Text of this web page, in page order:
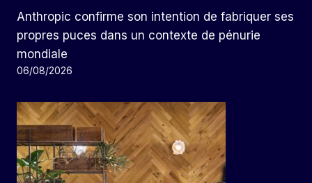
Anthropic confirme son intention de fabriquer ses
propres puces dans un contexte de pénurie
mondiale
06/08/2026